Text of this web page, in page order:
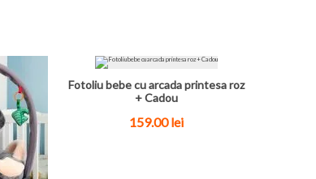
Fotoliu bebe cu arcada printesa roz
+ Cadou
159.00 lei